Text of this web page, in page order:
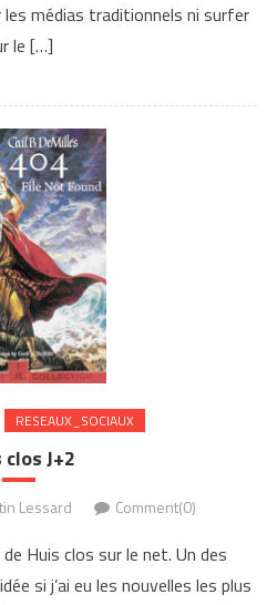
médias traditionnels ni surfer
le […]
RESEAUX_SOCIAUX
J+2
Lessard Comment(0)
Huis clos sur le net. Un des
si j’ai eu les nouvelles les plus